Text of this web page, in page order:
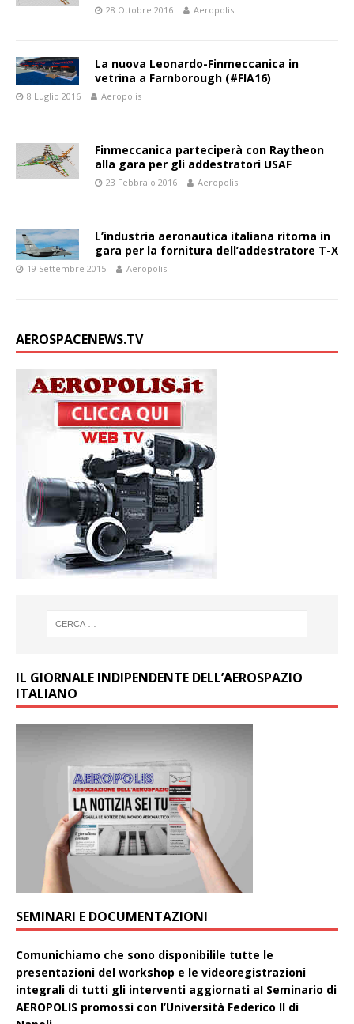
28 Ottobre 2016 Aeropolis
La nuova Leonardo-Finmeccanica in
vetrina a Farnborough (#FIA16)
8 Luglio 2016 Aeropolis
Finmeccanica parteciperà con Raytheon
alla gara per gli addestratori USAF
23 Febbraio 2016 Aeropolis
L’industria aeronautica italiana ritorna in
gara per la fornitura dell’addestratore T-X
19 Settembre 2015 Aeropolis
AEROSPACENEWS.TV
IL GIORNALE INDIPENDENTE DELL’AEROSPAZIO
ITALIANO
SEMINARI E DOCUMENTAZIONI
Comunichiamo che sono disponibilile tutte le
presentazioni del workshop e le videoregistrazioni
integrali di tutti gli interventi aggiornati aI Seminario di
AEROPOLIS promossi con l’Università Federico II di